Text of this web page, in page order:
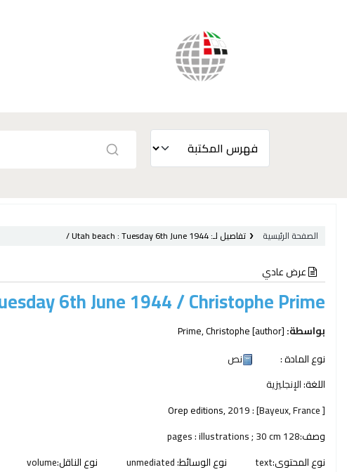
الصفحة الرئيسية تفاصيل لـ: Utah beach :Tuesday 6th June 1944 /
عرض عادي
6th June 1944 /Christophe Prime
بواسطة: Prime, Christophe[author]
نوع المادة :
نص
اللغة:الإنجليزية
[ Bayeux, France] :
Orep editions,2019
وصف:128 pages : illustrations ; 30 cm
نوع المحتوى:text نوع الوسائط:unmediated نوع الناقل:volume